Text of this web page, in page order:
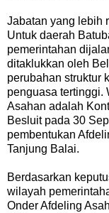
Jabatan yang lebih
Untuk daerah
pemerintahan
ditaklukkan oleh
perubahan struktur
penguasa tertinggi.
Asahan adalah
Besluit pada 30
pembentukan
Tanjung Balai.
Berdasarkan
wilayah
Onder Afdeling